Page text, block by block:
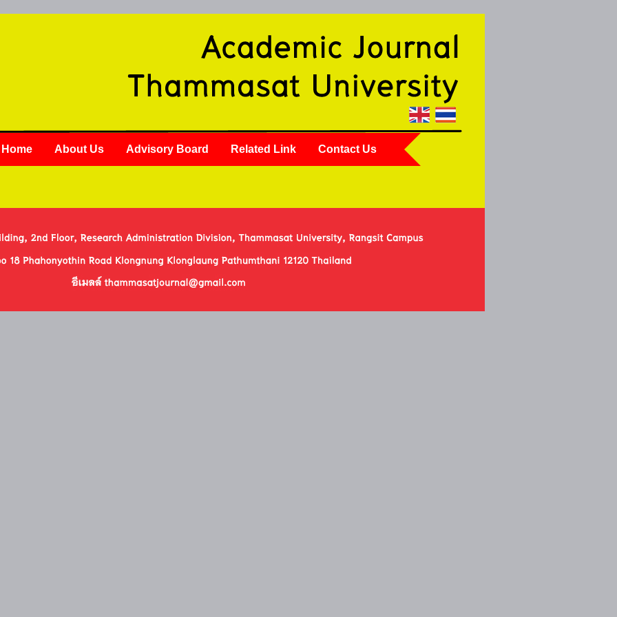
Home About Us Advisory Board Related Link Contact Us